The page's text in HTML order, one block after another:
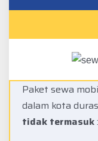
Paket sewa
dalam kota
tidak termasuk: